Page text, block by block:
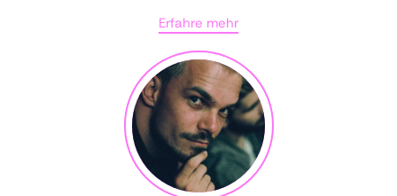
Erfahre mehr